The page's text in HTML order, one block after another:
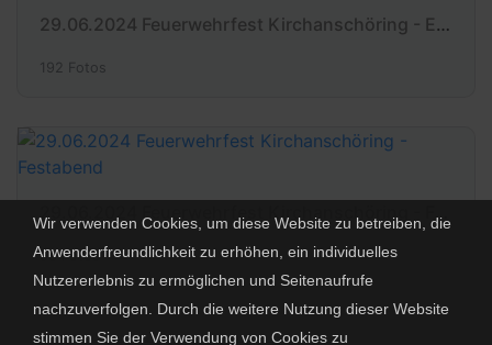
Wir verwenden Cookies, um diese Website zu betreiben, die
Anwenderfreundlichkeit zu erhöhen, ein individuelles
Nutzererlebnis zu ermöglichen und Seitenaufrufe
nachzuverfolgen. Durch die weitere Nutzung dieser Website
stimmen Sie der Verwendung von Cookies zu
29.06.2024 Feuerwehrfest Kirchanschöring - Empfang der Vereine
192 Fotos
29.06.2024 Feuerwehrfest Kirchanschöring - Festabend
98 Fotos